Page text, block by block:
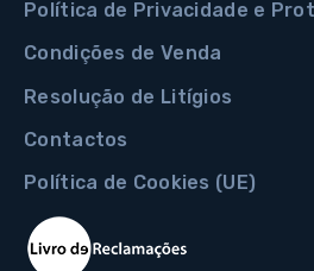
Política de Privacidade e
Condições de Venda
Resolução de Litígios
Contactos
Política de Cookies (UE)